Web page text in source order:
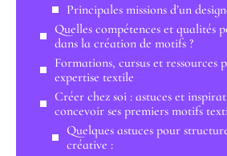
Principales missions d’un
Quelles compétences et qualités
dans la création de motifs ?
Formations, cursus et ressources
expertise textile
Créer chez soi : astuces et
concevoir ses premiers motifs
Quelques astuces pour
créative :